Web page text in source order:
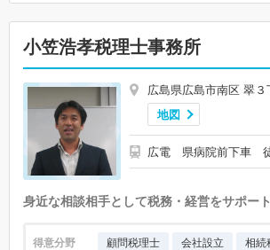
小笠浩孝税理士事務所
広島県広島市南区 翠
地図
広電 県病院前下車
身近な相談相手として税務・経営をサポー
得意分野 顧問税理士 会社設立 相続